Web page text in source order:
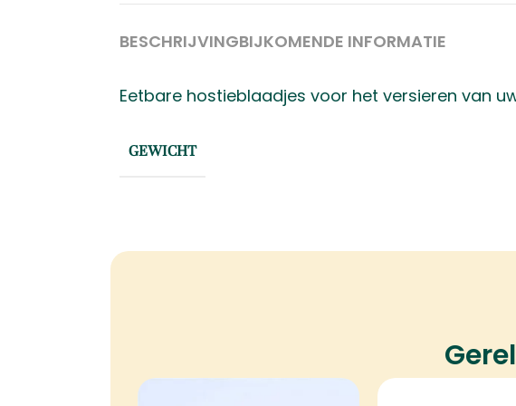
BESCHRIJVINGBIJKOMENDE INFORMATIE
Eetbare hostieblaadjes voor het versieren van
GEWICHT